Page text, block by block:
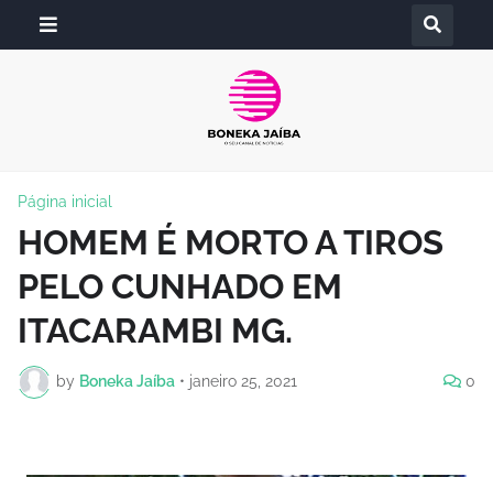
Página inicial
HOMEM É MORTO A TIROS
PELO CUNHADO EM
ITACARAMBI MG.
by Boneka Jaíba • janeiro 25, 2021 0